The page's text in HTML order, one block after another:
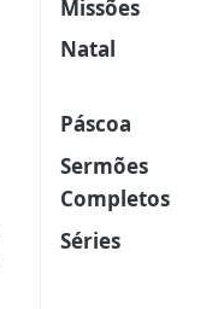
Missões
Natal
Páscoa
Sermões
Completos
Séries